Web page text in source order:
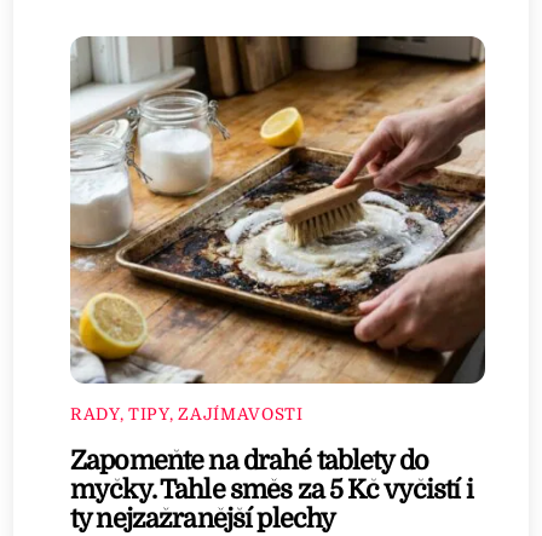
RADY, TIPY, ZAJÍMAVOSTI
Zapomeňte na drahé tablety do
myčky. Tahle směs za 5 Kč vyčistí i
ty nejzažranější plechy